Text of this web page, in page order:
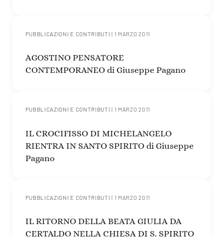
PUBBLICAZIONI E CONTRIBUTI | 1 MARZO 2011
AGOSTINO PENSATORE
CONTEMPORANEO di Giuseppe Pagano
PUBBLICAZIONI E CONTRIBUTI | 1 MARZO 2011
IL CROCIFISSO DI MICHELANGELO
RIENTRA IN SANTO SPIRITO di Giuseppe
Pagano
PUBBLICAZIONI E CONTRIBUTI | 1 MARZO 2011
IL RITORNO DELLA BEATA GIULIA DA
CERTALDO NELLA CHIESA DI S. SPIRITO